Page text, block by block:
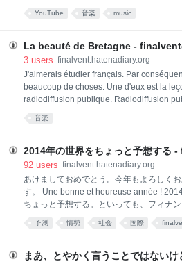
を合図にあなたは来たかしら
Wow. formidable! Impressionnant! Offrez
au Ritz, je n'en veux pas ! Des bijoux de
j'en ferais quoi ? papalapapapala Offrez
personnel, j'en ferais quoi ? Un manoir a
YouTube 音楽 music
La beauté de Bretagne - finalvent
3 users finalvent.hatenadiary.org
J'aimerais étudier français. Par
beaucoup de choses. Une d'eux est la
radiodiffusion publique. Radiodiffusion
Japon aussi bien que BBC de Grande-
la leçon linguistique libre, y compris le
Stivell est un musicien français qui milite
reconnaissance celtique. C'est li
音楽
2014年の世界をちょっと予想する
92 users finalvent.hatenadiary.org
あけましておめでとう。今年もよろしくお
す。 Une bonne et heureuse année !
ちょっと予想する。といっても、フィナ
ムズ(FT)が今年の世界予測をしていて、ふ
んだのでそれの感想をちょっと書くくらい
伸ばすか？ FTの予想は、イエス。5月に
予測 情勢 社会 国際
まあ、とやかく言うことではない